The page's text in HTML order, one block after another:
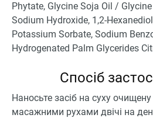
Phytate, Glycine Soja Oil /
Sodium Hydroxide, 1,2-
Potassium Sorbate, Sodium
Hydrogenated Palm Glycerides
Спосіб
Наносьте засіб на суху
масажними рухами двічі на